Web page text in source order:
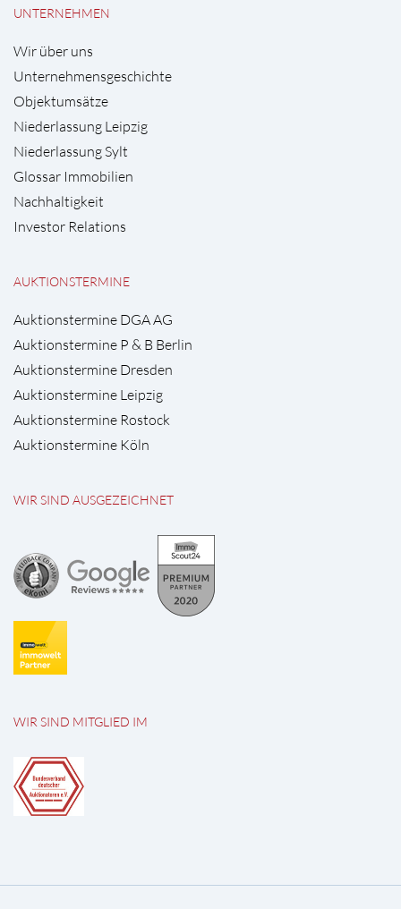
UNTERNEHMEN
Wir über uns
Unternehmensgeschichte
Objektumsätze
Niederlassung Leipzig
Niederlassung Sylt
Glossar Immobilien
Nachhaltigkeit
Investor Relations
AUKTIONSTERMINE
Auktionstermine DGA AG
Auktionstermine P & B Berlin
Auktionstermine Dresden
Auktionstermine Leipzig
Auktionstermine Rostock
Auktionstermine Köln
WIR SIND AUSGEZEICHNET
WIR SIND MITGLIED IM